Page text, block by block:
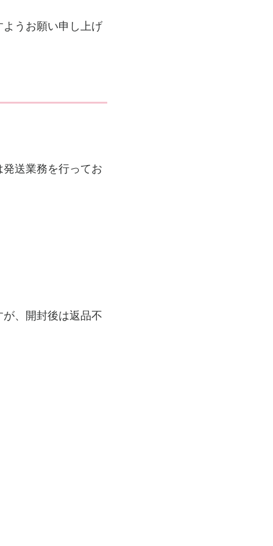
うお願い申し上げ
送業務を行ってお
、開封後は返品不